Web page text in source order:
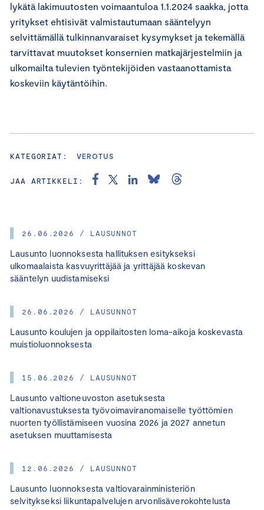
26.06.2026 / LAUSUNNOT
Lausunto luonnoksesta hallituksen esitykseksi
ulkomaalaista kasvuyrittäjää ja yrittäjää koskevan
sääntelyn uudistamiseksi
26.06.2026 / LAUSUNNOT
Lausunto koulujen ja oppilaitosten loma-aikoja koskevasta
muistioluonnoksesta
15.06.2026 / LAUSUNNOT
Lausunto valtioneuvoston asetuksesta
valtionavustuksesta työvoimaviranomaiselle työttömien
nuorten työllistämiseen vuosina 2026 ja 2027 annetun
asetuksen muuttamisesta
12.06.2026 / LAUSUNNOT
Lausunto luonnoksesta valtiovarainministeriön
selvitykseksi liikuntapalvelujen arvonlisäverokohtelusta
lykätä lakimuutosten voimaantuloa 1.1.2024 saakka, jotta
yritykset ehtisivät valmistautumaan sääntelyyn
selvittämällä tulkinnanvaraiset kysymykset ja tekemällä
tarvittavat muutokset konsernien matkajärjestelmiin ja
ulkomailta tulevien työntekijöiden vastaanottamista
koskeviin käytäntöihin.
KATEGORIAT: VEROTUS
JAA ARTIKKELI: